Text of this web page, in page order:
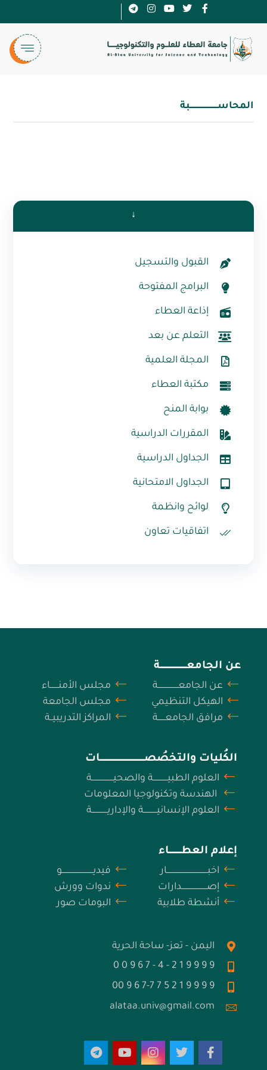
المحاســـــــــــــــــــــــبة
↓
القبول والتسجيل
البرامج المفتوحة
إذاعة العطاء
التعلم عن بعد
المجلة العلمية
مكتبة العطاء
بوابة المنح
المقررات الدراسية
الجداول الدراسية
الجداول الامتحانية
لوائح وانظمة
اتفاقيات تعاون
عن الجامعــــــــــــــــــــــة
عن الجامعـــــــــــــــــة
مجلس الأمنـــــــاء
الهيكل التنظيمي
مجلس الجامعة
مرافق الجامعــــــة
المراكز التدريبيــة
الكُليات والتخصُصـــــــــــــــــــــــــــــــــــــات
العلوم الطبيــــــــــــة والصحيــــــــــــــــــة
الهندسة وتكنولوجيا المعلومات
العلوم الإنسانيـــــــــــة والإداريـــــــــــــة
إعلام العطــــــــــاء
اخبــــــــــــــــــــــــــــــــــار
فيديــــــــــــــــــــــــــو
إصـــــــــــــــــــــدارات
ندوات وورش
أنشطة طلابية
البومات صور
اليمن - تعز- ساحة الحرية
9 9 9 9 1 2 - 4 - 7 6 9 0 0
9 9 9 9 1 2 5 7 7-7 6 9 00
alataa.univ@gmail.com